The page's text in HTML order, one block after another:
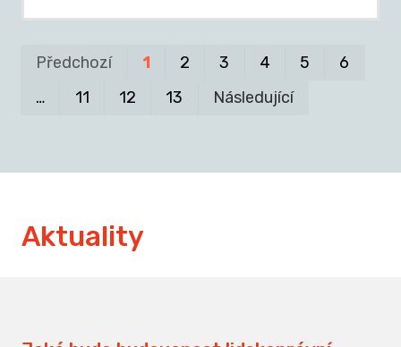
Předchozí 1 2 3 4 5
6
…
11 12 13 Následující
Aktuality